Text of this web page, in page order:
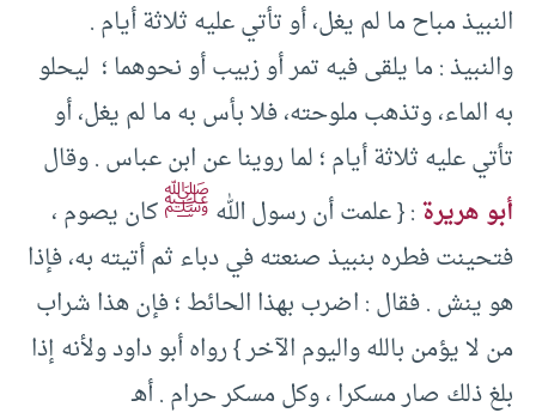
النبيذ مباح ما لم يغل، أو تأتي عليه ثلاثة أيام .
والنبيذ : ما يلقى فيه تمر أو زبيب أو نحوهما ؛ ليحلو
به الماء، وتذهب ملوحته، فلا بأس به ما لم يغل، أو
تأتي عليه ثلاثة أيام ؛ لما روينا عن ابن عباس . وقال
أبو هريرة: { علمت أن رسول اللهﷺكان يصوم ،
فتحينت فطره بنبيذ صنعته في دباء ثم أتيته به، فإذا
هو ينش . فقال : اضرب بهذا الحائط ؛ فإن هذا شراب
من لا يؤمن بالله واليوم الآخر } رواه أبو داود ولأنه إذا
بلغ ذلك صار مسكرا ، وكل مسكر حرام . أهـ